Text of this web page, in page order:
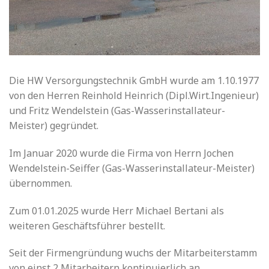
Die HW Versorgungstechnik GmbH wurde am 1.10.1977
von den Herren Reinhold Heinrich (Dipl.Wirt.Ingenieur)
und Fritz Wendelstein (Gas-Wasserinstallateur-
Meister) gegründet.
Im Januar 2020 wurde die Firma von Herrn Jochen
Wendelstein-Seiffer (Gas-Wasserinstallateur-Meister)
übernommen.
Zum 01.01.2025 wurde Herr Michael Bertani als
weiteren Geschäftsführer bestellt.
Seit der Firmengründung wuchs der Mitarbeiterstamm